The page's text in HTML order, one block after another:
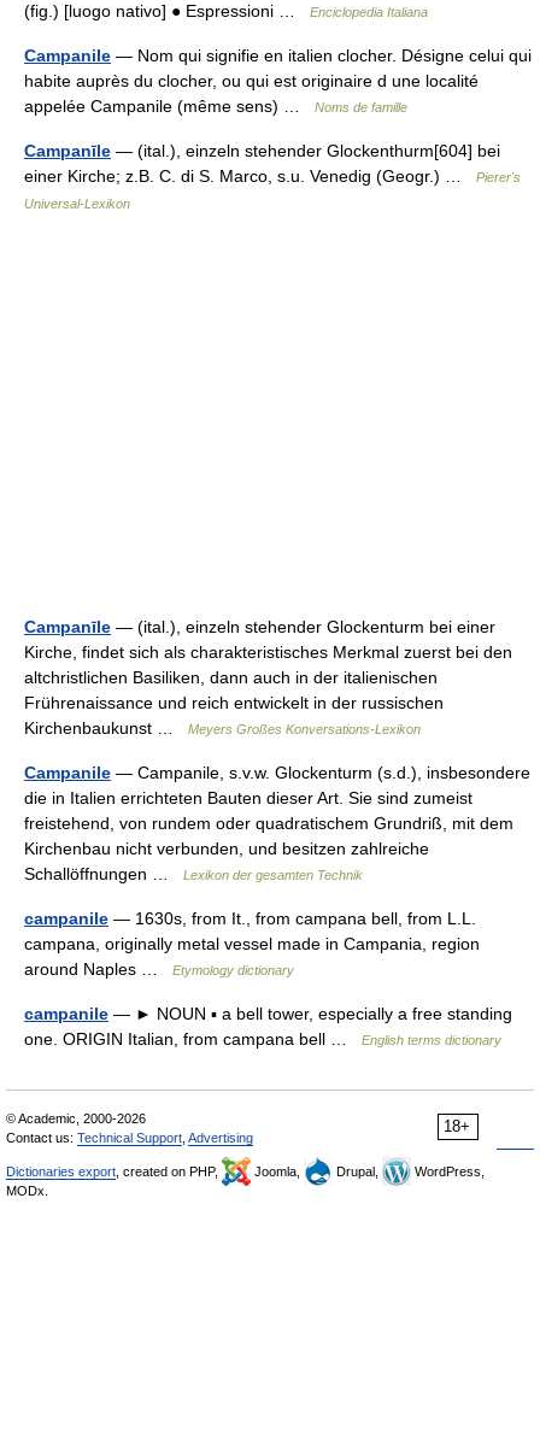
(fig.) [luogo nativo] ● Espressioni …
Enciclopedia Italiana
Campanile — Nom qui signifie en italien clocher. Désigne celui qui
habite auprès du clocher, ou qui est originaire d une localité
appelée Campanile (même sens) …
Noms de famille
Campanīle — (ital.), einzeln stehender Glockenthurm[604] bei
einer Kirche; z.B. C. di S. Marco, s.u. Venedig (Geogr.) …
Pierer's
Universal-Lexikon
Campanīle — (ital.), einzeln stehender Glockenturm bei einer
Kirche, findet sich als charakteristisches Merkmal zuerst bei den
altchristlichen Basiliken, dann auch in der italienischen
Frührenaissance und reich entwickelt in der russischen
Kirchenbaukunst …
Meyers Großes Konversations-Lexikon
Campanile — Campanile, s.v.w. Glockenturm (s.d.), insbesondere
die in Italien errichteten Bauten dieser Art. Sie sind zumeist
freistehend, von rundem oder quadratischem Grundriß, mit dem
Kirchenbau nicht verbunden, und besitzen zahlreiche
Schallöffnungen …
Lexikon der gesamten Technik
campanile — 1630s, from It., from campana bell, from L.L.
campana, originally metal vessel made in Campania, region
around Naples …
Etymology dictionary
campanile — ► NOUN ▪ a bell tower, especially a free standing
one. ORIGIN Italian, from campana bell …
English terms dictionary
18+
© Academic, 2000-2026
Contact us: Technical Support Advertising
Dictionaries export , created on PHP, Joomla, Drupal,
WordPress,
MODx.